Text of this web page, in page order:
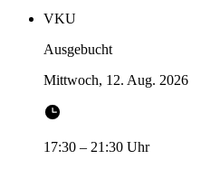
VKU
Ausgebucht
Mittwoch, 12. Aug. 2026
17:30 – 21:30 Uhr